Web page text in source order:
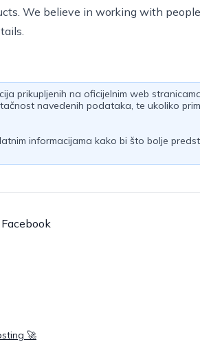
We believe in working with
prikupljenih na oficijelnim web
navedenih podataka, te ukoliko
informacijama kako bi što bolje
Facebook
🚀